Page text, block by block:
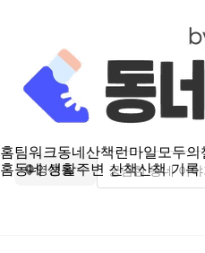
홈팀워크동네산책런마일모두의
홈동네 생활주변 산책산책 기록
영천동